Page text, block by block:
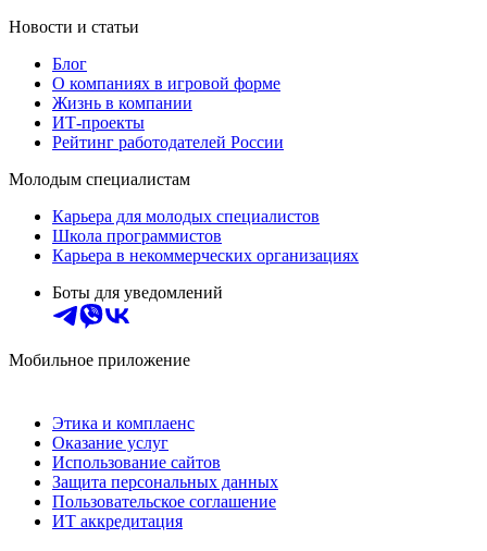
Новости и статьи
Блог
О компаниях в игровой форме
Жизнь в компании
ИТ-проекты
Рейтинг работодателей России
Молодым специалистам
Карьера для молодых специалистов
Школа программистов
Карьера в некоммерческих организациях
Боты для уведомлений
Мобильное приложение
Этика и комплаенс
Оказание услуг
Использование сайтов
Защита персональных данных
Пользовательское соглашение
ИТ аккредитация